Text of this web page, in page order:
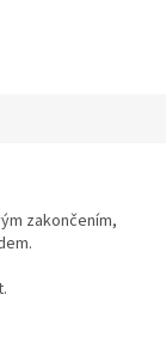
zakončením,